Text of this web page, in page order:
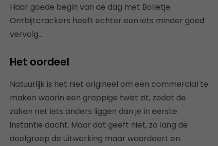
Haar goede begin van de dag met Bolletje
Ontbijtcrackers heeft echter een iets minder goed
vervolg…
Het oordeel
Natuurlijk is het niet origineel om een commercial te
maken waarin een grappige twist zit, zodat de
zaken net iets anders liggen dan je in eerste
instantie dacht. Maar dat geeft niet, zo lang de
doelgroep de uitwerking maar waardeert en